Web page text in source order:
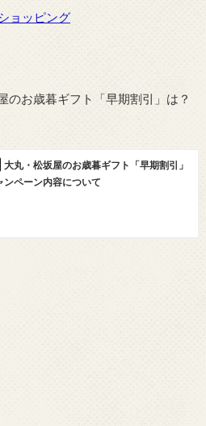
ョッピング
お歳暮ギフト「早期割引」は？
大丸・松坂屋のお歳暮ギフト「早期割引」
ンペーン内容について